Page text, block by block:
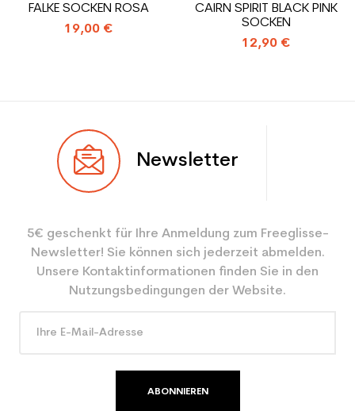
Leistung
FALKE SOCKEN ROSA
19,00 €
CAIRN SPIRIT BLACK PINK
SOCKEN
12,90 €
Newsletter
5€ geschenkt für Ihre Anmeldung zum Freeglisse-
Newsletter! Sie können sich jederzeit abmelden.
Unsere Kontaktinformationen finden Sie in den
Nutzungsbedingungen der Website.
ABONNIEREN